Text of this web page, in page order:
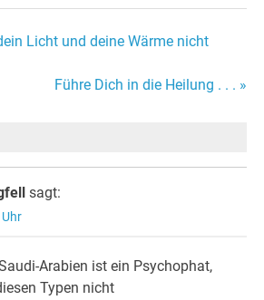
Licht und deine Wärme nicht
Führe Dich in die Heilung . . . »
sagt:
Arabien ist ein Psychophat,
Typen nicht